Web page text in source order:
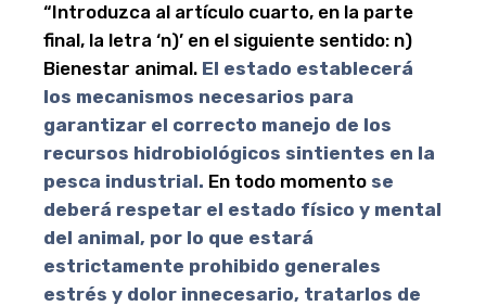
“Introduzca al artículo cuarto, en la parte
final, la letra ‘n)’ en el siguiente sentido: n)
Bienestar animal. El estado establecerá
los mecanismos necesarios para
garantizar el correcto manejo de los
recursos hidrobiológicos sintientes en la
pesca industrial. En todo momento se
deberá respetar el estado físico y mental
del animal, por lo que estará
estrictamente prohibido generales
estrés y dolor innecesario, tratarlos de